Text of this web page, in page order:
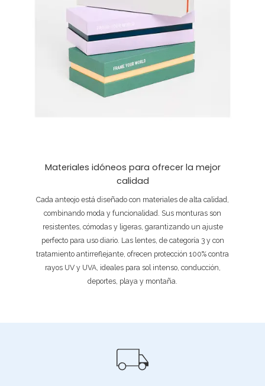
Materiales idóneos para ofrecer la mejor
calidad
Cada anteojo está diseñado con materiales de alta calidad,
combinando moda y funcionalidad. Sus monturas son
resistentes, cómodas y ligeras, garantizando un ajuste
perfecto para uso diario. Las lentes, de categoría 3 y con
tratamiento antirreflejante, ofrecen protección 100% contra
rayos UV y UVA, ideales para sol intenso, conducción,
deportes, playa y montaña.